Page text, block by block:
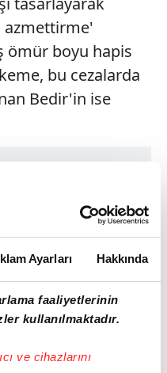
Ayarları Hakkında
faaliyetlerinin
kullanılmaktadır.
ve cihazlarını
azmettirme'
ömür boyu hapis
bu cezalarda
Bedir'in ise